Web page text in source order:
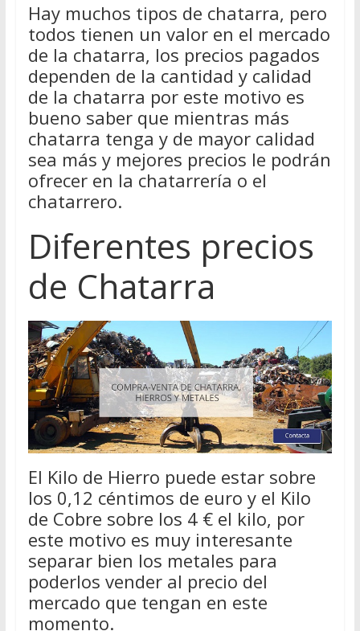
Hay muchos tipos de chatarra, pero
todos tienen un valor en el mercado
de la chatarra, los precios pagados
dependen de la cantidad y calidad
de la chatarra por este motivo es
bueno saber que mientras más
chatarra tenga y de mayor calidad
sea más y mejores precios le podrán
ofrecer en la chatarrería o el
chatarrero.
Diferentes precios
de Chatarra
El Kilo de Hierro puede estar sobre
los 0,12 céntimos de euro y el Kilo
de Cobre sobre los 4 € el kilo, por
este motivo es muy interesante
separar bien los metales para
poderlos vender al precio del
mercado que tengan en este
momento.